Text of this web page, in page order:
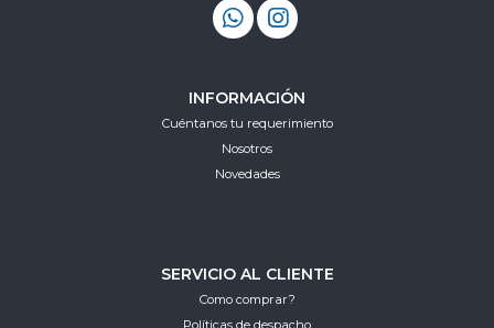
INFORMACIÓN
Cuéntanos tu requerimiento
Nosotros
Novedades
SERVICIO AL CLIENTE
Como comprar?
Políticas de despacho